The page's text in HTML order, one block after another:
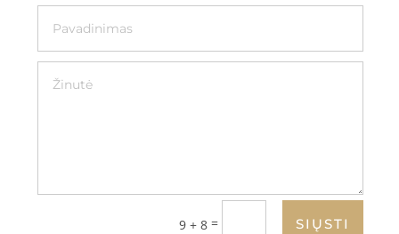
9 + 8 = SIŲSTI